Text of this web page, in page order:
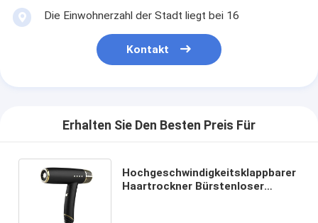
Die Einwohnerzahl der Stadt liegt bei 16
Kontakt
Erhalten Sie Den Besten Preis Für
Hochgeschwindigkeitsklappbarer
Haartrockner Bürstenloser